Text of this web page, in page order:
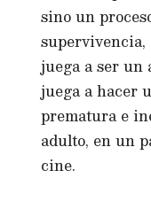
sino un
supervivencia,
juega a ser un
juega a hacer
prematura e
adulto, en un
cine.